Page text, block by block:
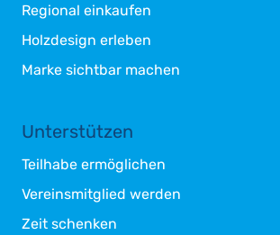
Regional einkaufen
Holzdesign erleben
Marke sichtbar machen
Unterstützen
Teilhabe ermöglichen
Vereinsmitglied werden
Zeit schenken